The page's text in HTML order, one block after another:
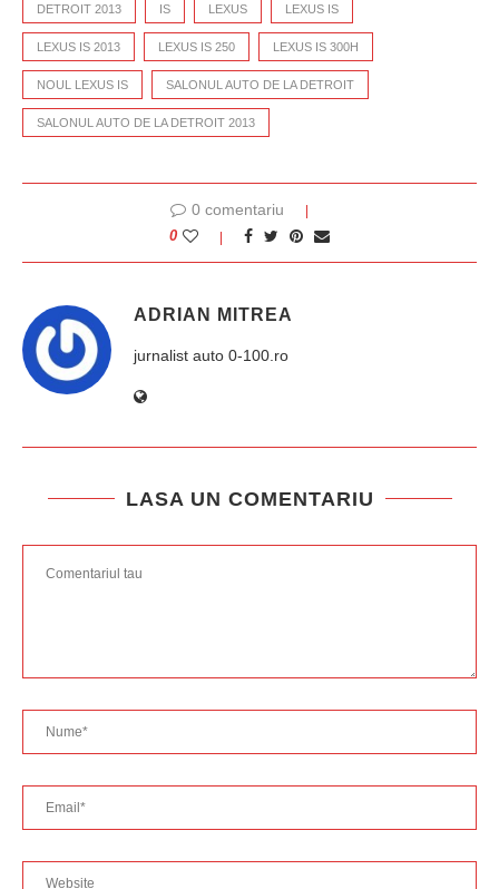
DETROIT 2013 IS LEXUS LEXUS IS
LEXUS IS 2013 LEXUS IS 250 LEXUS IS 300H
NOUL LEXUS IS SALONUL AUTO DE LA DETROIT
SALONUL AUTO DE LA DETROIT 2013
0 comentariu
0
ADRIAN MITREA
jurnalist auto 0-100.ro
LASA UN COMENTARIU